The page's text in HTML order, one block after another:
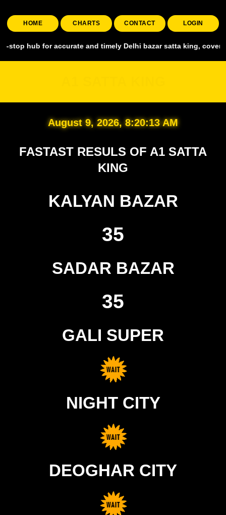
HOME CHARTS CONTACT LOGIN
for accurate and timely Delhi bazar satta king, covering all
August 9, 2026, 8:20:14 AM
FASTAST RESULS OF A1 SATTA
KING
KALYAN BAZAR
35
SADAR BAZAR
35
GALI SUPER
NIGHT CITY
DEOGHAR CITY